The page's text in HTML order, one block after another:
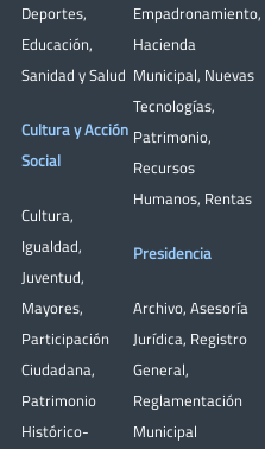
Deportes,
Educación,
Sanidad y Salud
Cultura y Acción
Social
Cultura,
Igualdad,
Juventud,
Mayores,
Participación
Ciudadana,
Patrimonio
Histórico-
Empadronamiento,
Hacienda
Municipal, Nuevas
Tecnologías,
Patrimonio,
Recursos
Humanos, Rentas
Presidencia
Archivo, Asesoría
Jurídica, Registro
General,
Reglamentación
Municipal